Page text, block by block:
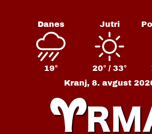
Danes
19°
Jutri
20° / 33°
Kranj, 8. avgust